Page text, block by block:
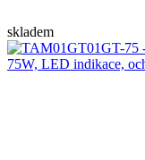
skladem